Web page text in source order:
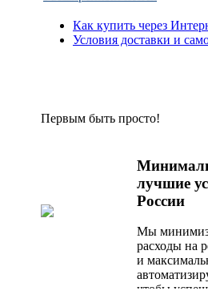
Как купить через
Условия доставки и
Первым быть просто!
лучшие
России
Мы
расходы на
и
чтобы